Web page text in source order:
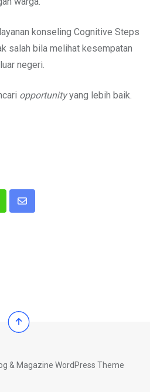
konseling Cognitive Steps
salah bila melihat kesempatan
negeri.
opportunityyang lebih baik.
Share
& Magazine WordPress Theme